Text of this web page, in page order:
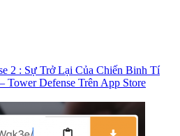
2 : Sự Trở Lại Của Chiến Binh Tí
Defense Trên App Store